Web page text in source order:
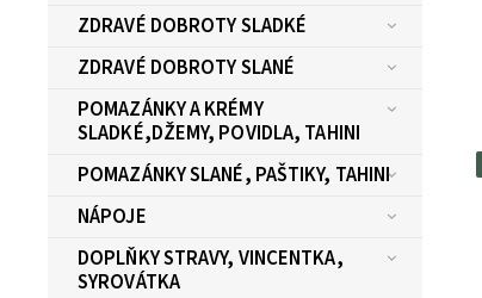
ZDRAVÉ DOBROTY SLADKÉ
ZDRAVÉ DOBROTY SLANÉ
POMAZÁNKY A KRÉMY
SLADKÉ,DŽEMY, POVIDLA, TAHINI
POMAZÁNKY SLANÉ, PAŠTIKY, TAHINI
NÁPOJE
DOPLŇKY STRAVY, VINCENTKA,
SYROVÁTKA